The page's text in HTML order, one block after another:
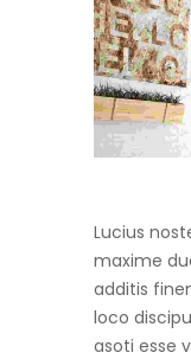
Lucius
maxime
additis
loco
asoti esse